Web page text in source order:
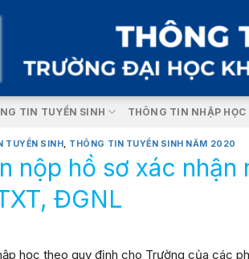
TIN TUYỂN SINH THÔNG TIN NHẬP HỌC
TUYỂN SINH, THÔNG TIN TUYỂN SINH NĂM 2020
nộp hồ sơ xác
ĐGNL
học theo quy định cho Trường của các